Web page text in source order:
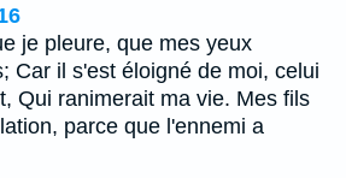
je pleure, que mes yeux
Car il s'est éloigné de moi, celui
Qui ranimerait ma vie. Mes fils
parce que l'ennemi a